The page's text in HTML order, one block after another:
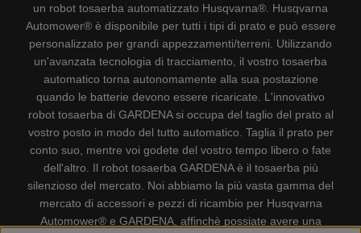
un robot tosaerba automatizzato Husqvarna®. Husqvarna
Automower® è disponibile per tutti i tipi di prato e può essere
personalizzato per grandi appezzamenti/terreni. Utilizzando
un'avanzata tecnologia di tracciamento, il vostro tosaerba
automatico torna autonomamente alla sua postazione
quando le batterie devono essere ricaricate. L'innovativo
robot tosaerba di GARDENA si occupa del taglio del prato al
vostro posto in modo del tutto automatico. Taglia il prato per
conto suo, mentre voi godete del vostro tempo libero o fate
dell'altro. Il robot tosaerba GARDENA è il tosaerba più
silenzioso del mercato. Noi abbiamo la più vasta gamma del
mercato di accessori e pezzi di ricambio per Husqvarna
Automower® e GARDENA, affinchè possiate avere una